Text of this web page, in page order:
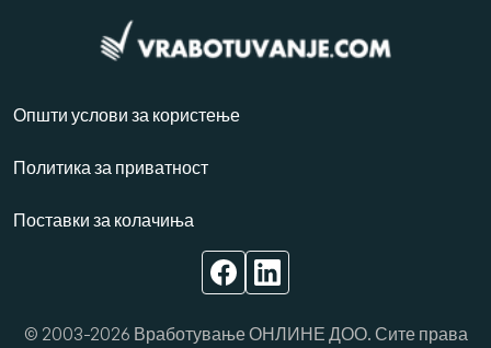
Општи услови за користење
Политика за приватност
Поставки за колачиња
© 2003-2026 Вработување ОНЛИНЕ ДОО. Сите права